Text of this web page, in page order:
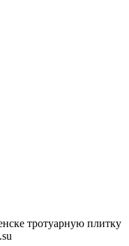
тротуарную плитку